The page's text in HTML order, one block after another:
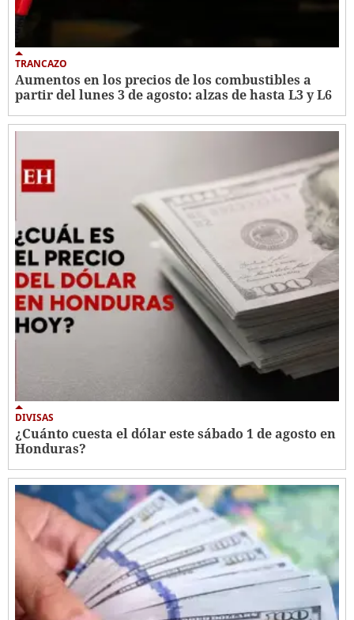
TRANCAZO
Aumentos en los precios de los combustibles a
partir del lunes 3 de agosto: alzas de hasta L3 y L6 ​​​​​​
DIVISAS
¿Cuánto cuesta el dólar este sábado 1 de agosto en
Honduras?